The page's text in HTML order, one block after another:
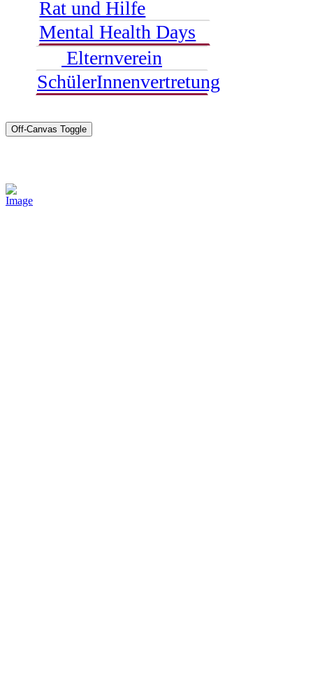
Rat und Hilfe
Mental Health Days
Elternverein
SchülerInnenvertretung
Off-Canvas Toggle